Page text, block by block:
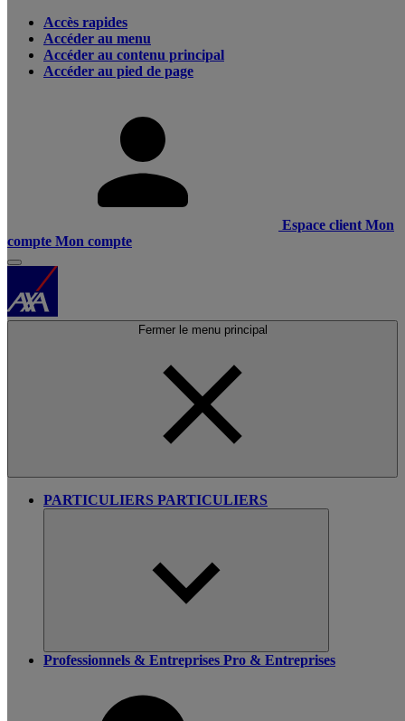
Accès rapides
Accéder au menu
Accéder au contenu principal
Accéder au pied de page
Espace client Mon
compte Mon compte
Fermer le menu principal
PARTICULIERS PARTICULIERS
Professionnels & Entreprises Pro & Entreprises